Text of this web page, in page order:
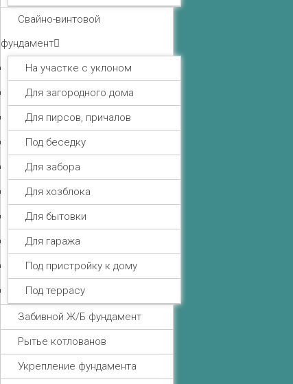
Свайно-винтовой
фундамент
На участке с уклоном
Для загородного дома
Для пирсов, причалов
Под беседку
Для забора
Для хозблока
Для бытовки
Для гаража
Под пристройку к дому
Под террасу
Забивной Ж/Б фундамент
Рытье котлованов
Укрепление фундамента